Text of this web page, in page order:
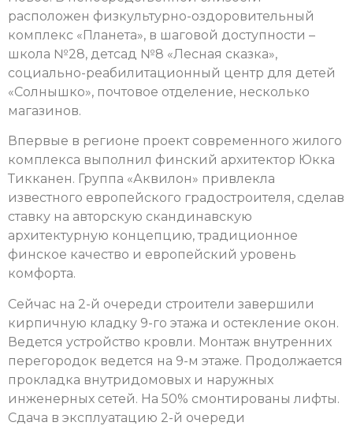
расположен физкультурно-оздоровительный
комплекс «Планета», в шаговой доступности –
школа №28, детсад №8 «Лесная сказка»,
социально-реабилитационный центр для детей
«Солнышко», почтовое отделение, несколько
магазинов.
Впервые в регионе проект современного жилого
комплекса выполнил финский архитектор Юкка
Тикканен. Группа «Аквилон» привлекла
известного европейского градостроителя, сделав
ставку на авторскую скандинавскую
архитектурную концепцию, традиционное
финское качество и европейский уровень
комфорта.
Сейчас на 2-й очереди строители завершили
кирпичную кладку 9-го этажа и остекление окон.
Ведется устройство кровли. Монтаж внутренних
перегородок ведется на 9-м этаже. Продолжается
прокладка внутридомовых и наружных
инженерных сетей. На 50% смонтированы лифты.
Сдача в эксплуатацию 2-й очереди